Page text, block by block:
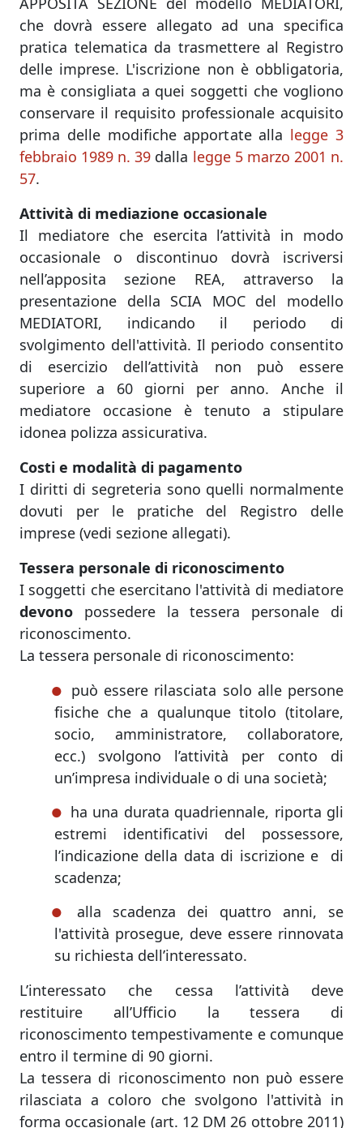
che dovrà essere allegato ad una specifica
pratica telematica da trasmettere al Registro
delle imprese. L'iscrizione non è obbligatoria,
ma è consigliata a quei soggetti che vogliono
conservare il requisito professionale acquisito
prima delle modifiche apportate alla legge 3
febbraio 1989 n. 39 dalla legge 5 marzo 2001 n.
57.
Attività di mediazione occasionale
Il mediatore che esercita l’attività in modo
occasionale o discontinuo dovrà iscriversi
nell’apposita sezione REA, attraverso la
presentazione della SCIA MOC del modello
MEDIATORI, indicando il periodo di
svolgimento dell'attività. Il periodo consentito
di esercizio dell’attività non può essere
superiore a 60 giorni per anno. Anche il
mediatore occasione è tenuto a stipulare
idonea polizza assicurativa.
Costi e modalità di pagamento
I diritti di segreteria sono quelli normalmente
dovuti per le pratiche del Registro delle
imprese (vedi sezione allegati).
Tessera personale di riconoscimento
I soggetti che esercitano l'attività di mediatore
devono possedere la tessera personale di
riconoscimento.
La tessera personale di riconoscimento:
può essere rilasciata solo alle persone
fisiche che a qualunque titolo (titolare,
socio, amministratore, collaboratore,
ecc.) svolgono l’attività per conto di
un’impresa individuale o di una società;
ha una durata quadriennale, riporta gli
estremi identificativi del possessore,
l’indicazione della data di iscrizione e di
scadenza;
alla scadenza dei quattro anni, se
l'attività prosegue, deve essere rinnovata
su richiesta dell’interessato.
L’interessato che cessa l’attività deve
restituire all’Ufficio la tessera di
riconoscimento tempestivamente e comunque
entro il termine di 90 giorni.
La tessera di riconoscimento non può essere
rilasciata a coloro che svolgono l'attività in
forma occasionale (art. 12 DM 26 ottobre 2011)